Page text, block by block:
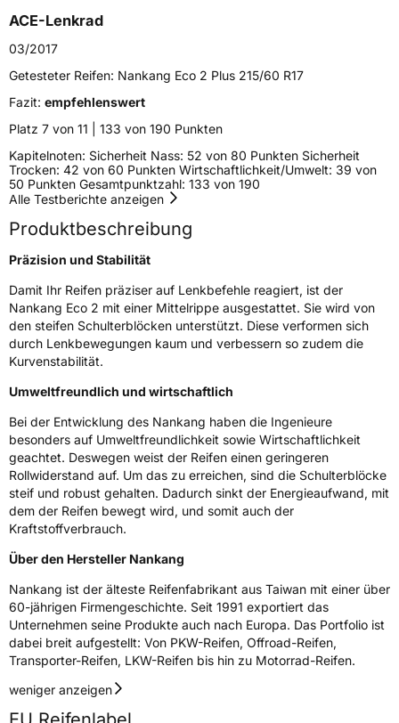
SchlauchtypTL
Zustand Neureifen
VerstärktXL
EU Label
EffizienzC
Rollgeräusch (Klasse)B
Rollgeräusch (dB)72
FahrzeugklasseC1
3PMSF / Schneeflockensymbol / Alpine-Symbol
EPREL ID 431368
Allgemeine Produktsicherheit (GPSR)
HerstellerkontaktNankang Tire Netherlands B.V.,
PARKSTRAAT 83 2514 JG DEN HAAG
ACE-Lenkrad
03/2017
Getesteter Reifen: Nankang Eco 2 Plus 215/60 R17
Fazit: empfehlenswert
Platz 7 von 11 | 133 von 190 Punkten
Kapitelnoten: Sicherheit Nass: 52 von 80 Punkten Sicherheit
Trocken: 42 von 60 Punkten Wirtschaftlichkeit/Umwelt: 39 von
50 Punkten Gesamtpunktzahl: 133 von 190
Alle Testberichte anzeigen
Produktbeschreibung
Präzision und Stabilität
Damit Ihr Reifen präziser auf Lenkbefehle reagiert, ist der
Nankang Eco 2 mit einer Mittelrippe ausgestattet. Sie wird von
den steifen Schulterblöcken unterstützt. Diese verformen sich
durch Lenkbewegungen kaum und verbessern so zudem die
Kurvenstabilität.
Umweltfreundlich und wirtschaftlich
Bei der Entwicklung des Nankang haben die Ingenieure
besonders auf Umweltfreundlichkeit sowie Wirtschaftlichkeit
geachtet. Deswegen weist der Reifen einen geringeren
Rollwiderstand auf. Um das zu erreichen, sind die Schulterblöcke
steif und robust gehalten. Dadurch sinkt der Energieaufwand, mit
dem der Reifen bewegt wird, und somit auch der
Kraftstoffverbrauch.
Über den Hersteller Nankang
Nankang ist der älteste Reifenfabrikant aus Taiwan mit einer über
60-jährigen Firmengeschichte. Seit 1991 exportiert das
Unternehmen seine Produkte auch nach Europa. Das Portfolio ist
dabei breit aufgestellt: Von PKW-Reifen, Offroad-Reifen,
Transporter-Reifen, LKW-Reifen bis hin zu Motorrad-Reifen.
weniger anzeigen